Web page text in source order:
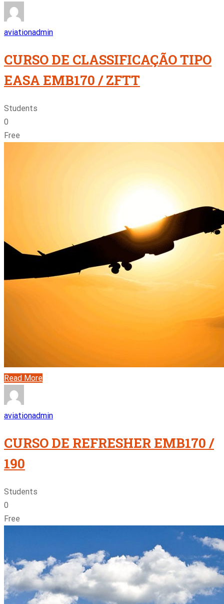
aviationadmin
CURSO DE CLASSIFICAÇÃO TIPO
EASA EMB170 / ZFTT
Students
0
Free
Read More
aviationadmin
CURSO DE REFRESHER EMB170 /
190
Students
0
Free